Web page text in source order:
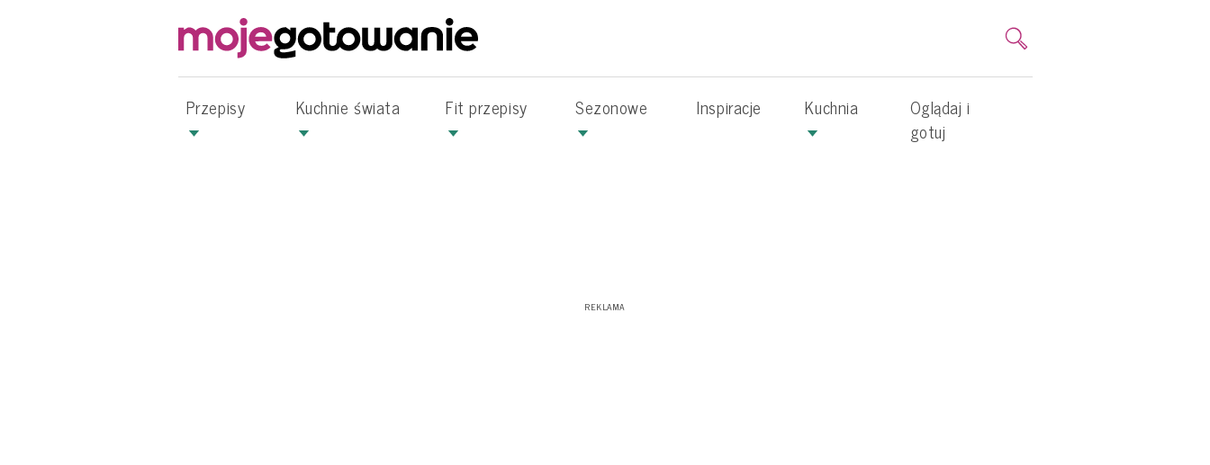
Przepisy Kuchnie świata Fit przepisy Sezonowe Inspiracje Kuchnia
Oglądaj i
gotuj